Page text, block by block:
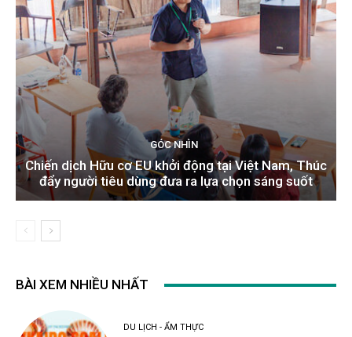
GÓC NHÌN
Chiến dịch Hữu cơ EU khởi động tại Việt Nam, Thúc
đẩy người tiêu dùng đưa ra lựa chọn sáng suốt
BÀI XEM NHIỀU NHẤT
DU LỊCH - ẨM THỰC